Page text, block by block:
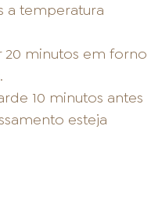
a temperatura
20 minutos em forno
10 minutos antes
esteja